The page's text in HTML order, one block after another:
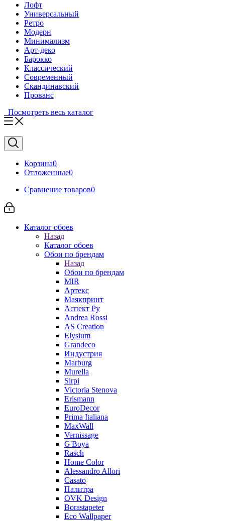
Лофт
Универсальный
Ретро
Модерн
Минимализм
Арт-деко
Барокко
Классический
Современный
Скандинавский
Прованс
Посмотреть весь каталог
Корзина0
Отложенные0
Сравнение товаров0
Каталог обоев
Назад
Каталог обоев
Обои по брендам
Назад
Обои по брендам
MIR
Артекс
Маякпринт
Аспект Ру
Andrea Rossi
AS Creation
Elysium
Grandeco
Индустрия
Marburg
Murella
Sirpi
Victoria Stenova
Erismann
EuroDecor
Prima Italiana
MaxWall
Vernissage
G'Boya
Rasch
Home Color
Alessandro Allori
Casato
Палитра
OVK Design
Borastapeter
Eco Wallpaper